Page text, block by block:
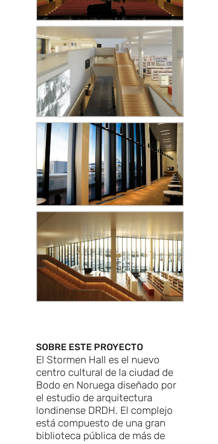
SOBRE ESTE PROYECTO
El Stormen Hall es el nuevo
centro cultural de la ciudad de
Bodo en Noruega diseñado por
el estudio de arquitectura
londinense DRDH. El complejo
está compuesto de una gran
biblioteca pública de más de